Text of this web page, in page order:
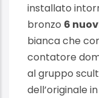
installato
bronzo 6
bianca che
contatore
al gruppo
dell’originale